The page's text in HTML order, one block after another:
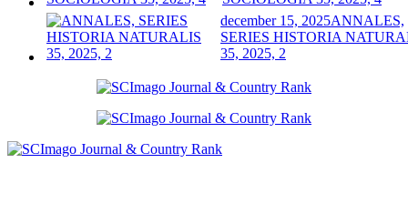
december 15, 2025ANNALES,
SERIES HISTORIA
35, 2025, 2